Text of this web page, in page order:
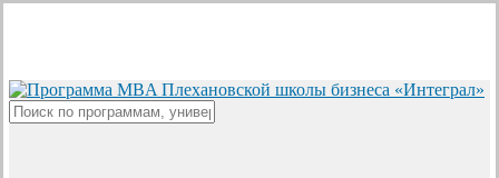
content